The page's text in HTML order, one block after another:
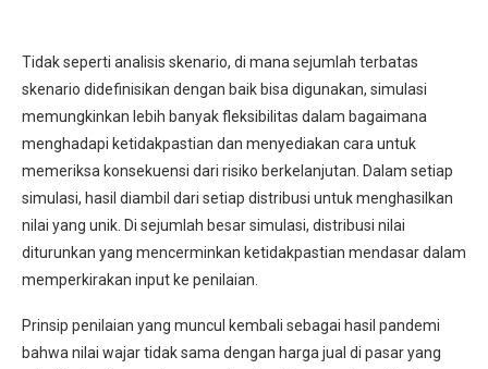
Tidak seperti analisis skenario, di mana sejumlah terbatas
skenario didefinisikan dengan baik bisa digunakan, simulasi
memungkinkan lebih banyak fleksibilitas dalam bagaimana
menghadapi ketidakpastian dan menyediakan cara untuk
memeriksa konsekuensi dari risiko berkelanjutan. Dalam setiap
simulasi, hasil diambil dari setiap distribusi untuk menghasilkan
nilai yang unik. Di sejumlah besar simulasi, distribusi nilai
diturunkan yang mencerminkan ketidakpastian mendasar dalam
memperkirakan input ke penilaian.
Prinsip penilaian yang muncul kembali sebagai hasil pandemi
bahwa nilai wajar tidak sama dengan harga jual di pasar yang